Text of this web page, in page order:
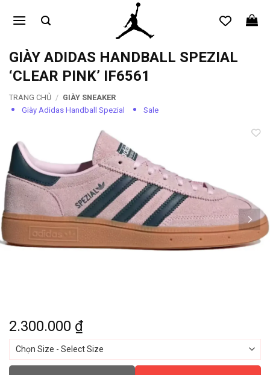
qua
dungGIÀY ADIDAS HANDBALL SPEZIAL
‘CLEAR PINK’ IF6561
TRANG CHỦ / GIÀY SNEAKER
Giày Adidas Handball Spezial
Sale
2.300.000 ₫